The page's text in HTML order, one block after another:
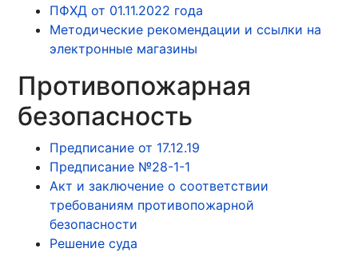
ПФХД от 01.11.2022 года
Методические рекомендации и ссылки на
электронные магазины
Противопожарная
безопасность
Предписание от 17.12.19
Предписание №28-1-1
Акт и заключение о соответствии
требованиям противопожарной
безопасности
Решение суда